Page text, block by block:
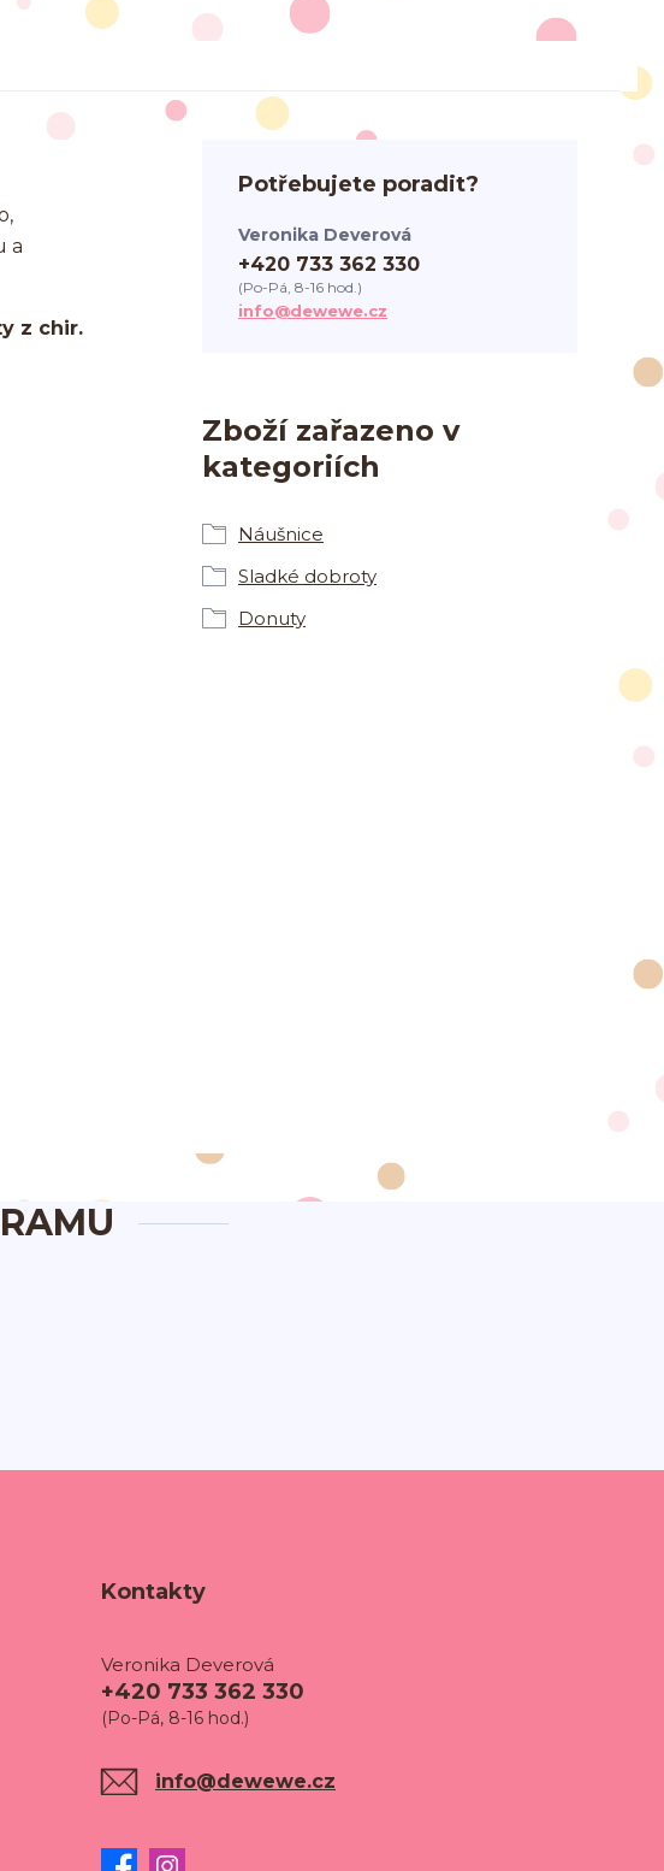
a
z chir.
Zboží zařazeno v
kategoriích
Náušnice
Sladké dobroty
Donuty
Potřebujete poradit?
Veronika Deverová
+420 733 362 330
(Po-Pá, 8-16 hod.)
info@dewewe.cz
Kontakty
Veronika Deverová
+420 733 362 330
(Po-Pá, 8-16 hod.)
info@dewewe.cz